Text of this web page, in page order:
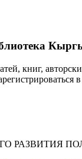
книг,